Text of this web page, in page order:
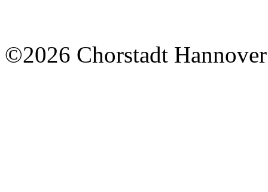
©2026 Chorstadt Hannover